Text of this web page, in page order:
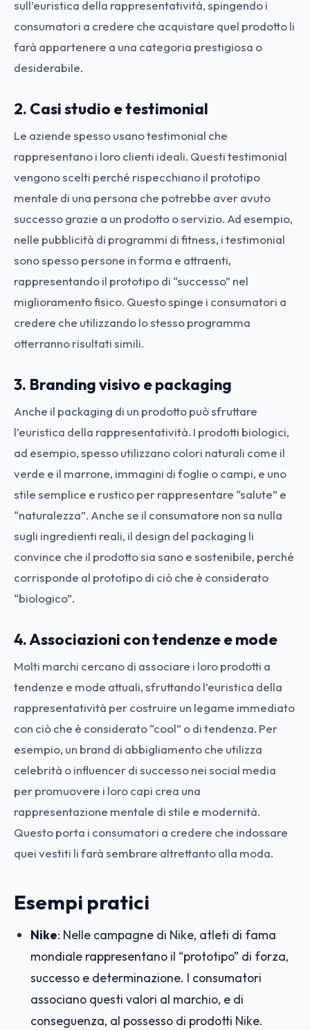
sull’euristica della rappresentatività, spingendo i
consumatori a credere che acquistare quel prodotto li
farà appartenere a una categoria prestigiosa o
desiderabile.
2. Casi studio e testimonial
Le aziende spesso usano testimonial che
rappresentano i loro clienti ideali. Questi testimonial
vengono scelti perché rispecchiano il prototipo
mentale di una persona che potrebbe aver avuto
successo grazie a un prodotto o servizio. Ad esempio,
nelle pubblicità di programmi di fitness, i testimonial
sono spesso persone in forma e attraenti,
rappresentando il prototipo di “successo” nel
miglioramento fisico. Questo spinge i consumatori a
credere che utilizzando lo stesso programma
otterranno risultati simili.
3. Branding visivo e packaging
Anche il packaging di un prodotto può sfruttare
l’euristica della rappresentatività. I prodotti biologici,
ad esempio, spesso utilizzano colori naturali come il
verde e il marrone, immagini di foglie o campi, e uno
stile semplice e rustico per rappresentare “salute” e
“naturalezza”. Anche se il consumatore non sa nulla
sugli ingredienti reali, il design del packaging li
convince che il prodotto sia sano e sostenibile, perché
corrisponde al prototipo di ciò che è considerato
“biologico”.
4. Associazioni con tendenze e mode
Molti marchi cercano di associare i loro prodotti a
tendenze e mode attuali, sfruttando l’euristica della
rappresentatività per costruire un legame immediato
con ciò che è considerato “cool” o di tendenza. Per
esempio, un brand di abbigliamento che utilizza
celebrità o influencer di successo nei social media
per promuovere i loro capi crea una
rappresentazione mentale di stile e modernità.
Questo porta i consumatori a credere che indossare
quei vestiti li farà sembrare altrettanto alla moda.
Esempi pratici
Nike: Nelle campagne di Nike, atleti di fama
mondiale rappresentano il “prototipo” di forza,
successo e determinazione. I consumatori
associano questi valori al marchio, e di
conseguenza, al possesso di prodotti Nike.